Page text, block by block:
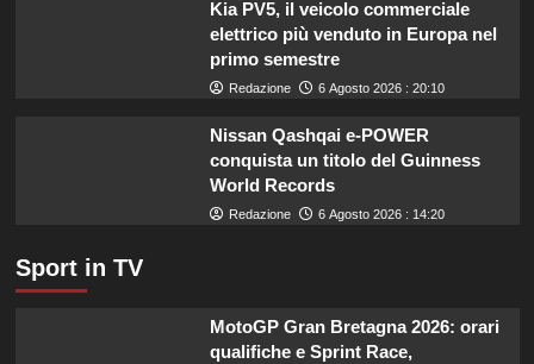
Kia PV5, il veicolo commerciale
elettrico più venduto in Europa nel
primo semestre
Redazione 6 Agosto 2026 : 20:10
Nissan Qashqai e-POWER
conquista un titolo del Guinness
World Records
Redazione 6 Agosto 2026 : 14:20
Sport in TV
MotoGP Gran Bretagna 2026: orari
qualifiche e Sprint Race,